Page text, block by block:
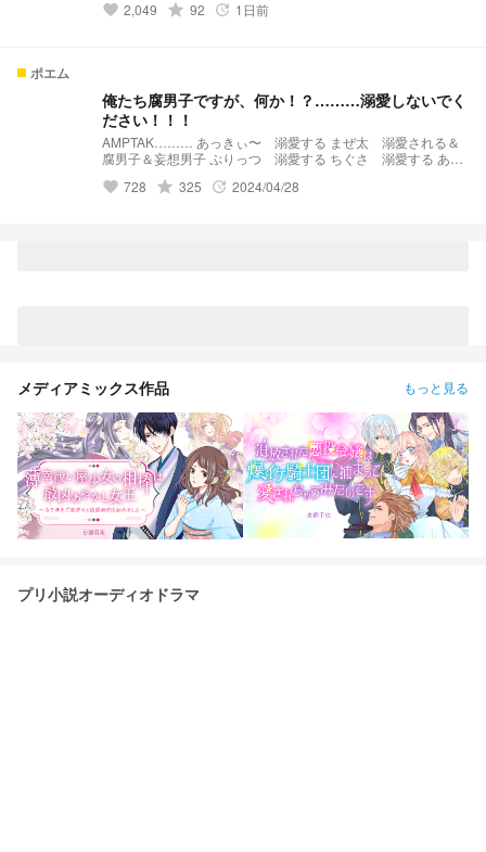
favorite 2,049 grade 92 update 1日前
ポエム
俺たち腐男子ですが、何か！？………溺愛しないでく
ださい！！！
AMPTAK……… あっきぃ〜 溺愛する まぜ太 溺愛される＆
腐男子＆妄想男子 ぷりっつ 溺愛する ちぐさ 溺愛する あっ
ころん 溺愛する るぅと 溺愛される＆腐男子 さとみ 溺愛
favorite 728 grade 325 update 2024/04/28
メディアミックス作品 もっと見る
プリ小説オーディオドラマ